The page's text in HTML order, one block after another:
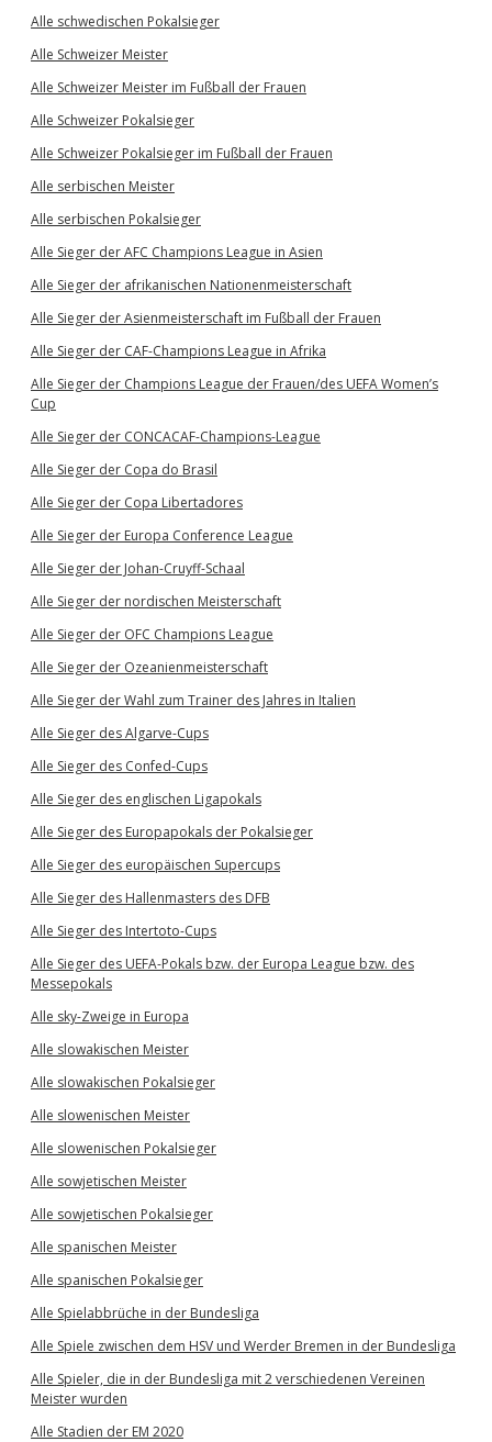
Alle schwedischen Pokalsieger
Alle Schweizer Meister
Alle Schweizer Meister im Fußball der Frauen
Alle Schweizer Pokalsieger
Alle Schweizer Pokalsieger im Fußball der Frauen
Alle serbischen Meister
Alle serbischen Pokalsieger
Alle Sieger der AFC Champions League in Asien
Alle Sieger der afrikanischen Nationenmeisterschaft
Alle Sieger der Asienmeisterschaft im Fußball der Frauen
Alle Sieger der CAF-Champions League in Afrika
Alle Sieger der Champions League der Frauen/des UEFA Women’s
Cup
Alle Sieger der CONCACAF-Champions-League
Alle Sieger der Copa do Brasil
Alle Sieger der Copa Libertadores
Alle Sieger der Europa Conference League
Alle Sieger der Johan-Cruyff-Schaal
Alle Sieger der nordischen Meisterschaft
Alle Sieger der OFC Champions League
Alle Sieger der Ozeanienmeisterschaft
Alle Sieger der Wahl zum Trainer des Jahres in Italien
Alle Sieger des Algarve-Cups
Alle Sieger des Confed-Cups
Alle Sieger des englischen Ligapokals
Alle Sieger des Europapokals der Pokalsieger
Alle Sieger des europäischen Supercups
Alle Sieger des Hallenmasters des DFB
Alle Sieger des Intertoto-Cups
Alle Sieger des UEFA-Pokals bzw. der Europa League bzw. des
Messepokals
Alle sky-Zweige in Europa
Alle slowakischen Meister
Alle slowakischen Pokalsieger
Alle slowenischen Meister
Alle slowenischen Pokalsieger
Alle sowjetischen Meister
Alle sowjetischen Pokalsieger
Alle spanischen Meister
Alle spanischen Pokalsieger
Alle Spielabbrüche in der Bundesliga
Alle Spiele zwischen dem HSV und Werder Bremen in der Bundesliga
Alle Spieler, die in der Bundesliga mit 2 verschiedenen Vereinen
Meister wurden
Alle Stadien der EM 2020